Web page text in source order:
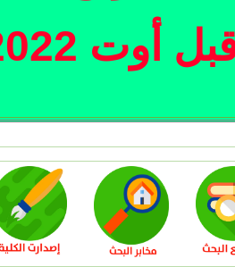
أوت 2022